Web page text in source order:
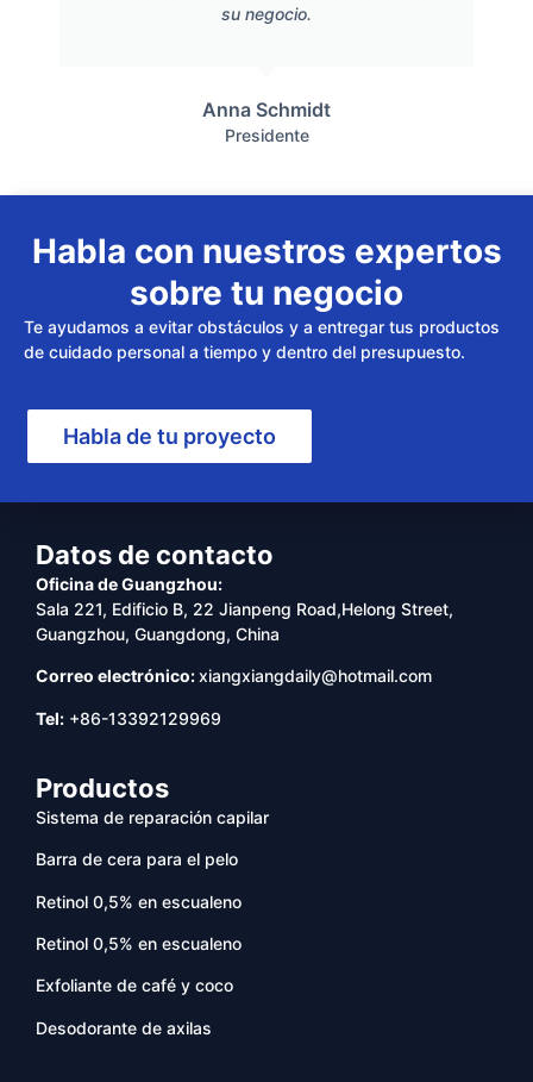
su negocio.
Anna Schmidt
Presidente
Habla con nuestros expertos
sobre tu negocio
Te ayudamos a evitar obstáculos y a entregar tus productos
de cuidado personal a tiempo y dentro del presupuesto.
Habla de tu proyecto
Datos de contacto
Oficina de Guangzhou:
Sala 221, Edificio B, 22 Jianpeng Road,Helong Street,
Guangzhou, Guangdong, China
Correo electrónico:xiangxiangdaily@hotmail.com
Tel: +86-13392129969
Productos
Sistema de reparación capilar
Barra de cera para el pelo
Retinol 0,5% en escualeno
Retinol 0,5% en escualeno
Exfoliante de café y coco
Desodorante de axilas